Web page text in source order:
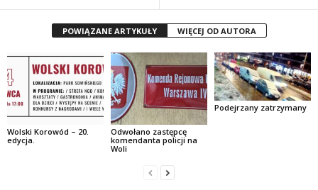
POWIĄZANE ARTYKUŁY WIĘCEJ OD AUTORA
Wolski Korowód – 20.
edycja.
Odwołano zastępcę
komendanta policji na
Woli
Podejrzany zatrzymany